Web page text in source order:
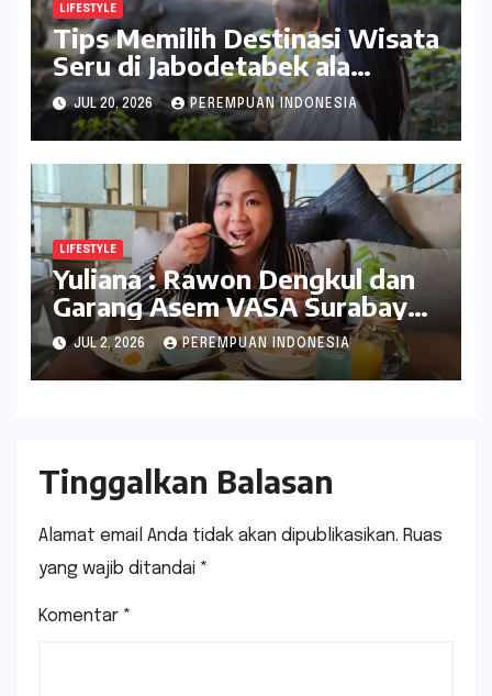
LIFESTYLE
Tips Memilih Destinasi Wisata
Seru di Jabodetabek ala
inDrive
JUL 20, 2026 PEREMPUAN INDONESIA
LIFESTYLE
Yuliana : Rawon Dengkul dan
Garang Asem VASA Surabaya
Nikmat Sekali
JUL 2, 2026 PEREMPUAN INDONESIA
Tinggalkan Balasan
Alamat email Anda tidak akan dipublikasikan. Ruas
yang wajib ditandai *
Komentar *